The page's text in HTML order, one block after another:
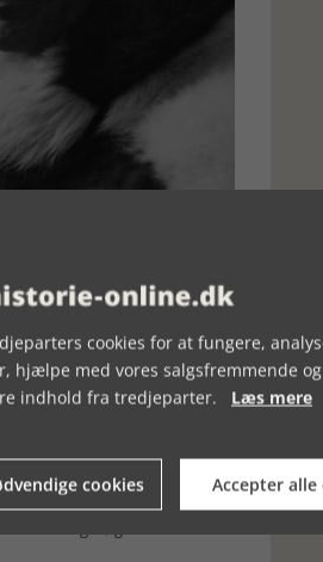
en bog om vennen, foto siliamiut-
og skrev
og en stor revser af den
kulturer. Han var
under Stalin. Han vendte
fascismen Ofre" og rejste til
hvor bl.a. Ernst Thälmann,
udvist. I samarbejde med
og jøder, der i 30-
professionelt Bokseforbund",
erindringsbøger: "Min
cookies for at fungere,
hjælpe med vores salgsfremmende og
indhold fra tredjeparter. Læs mere
cookies Accepter alle